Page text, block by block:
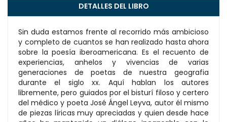
DETALLES DEL LIBRO
Sin duda estamos frente al recorrido más ambicioso
y completo de cuantos se han realizado hasta ahora
sobre la poesía iberoamericana. Es el recuento de
experiencias, anhelos y vivencias de varias
generaciones de poetas de nuestra geografia
durante el siglo xx. Aquí hablan los autores
libremente, pero guiados por el bisturí filoso y certero
del médico y poeta José Ángel Leyva, autor él mismo
de piezas líricas muy apreciadas y quien desde hace